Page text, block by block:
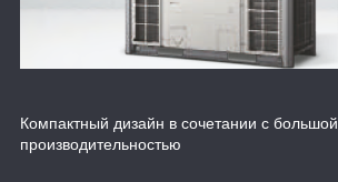
Компактный дизайн в сочетании с большой
производительностью